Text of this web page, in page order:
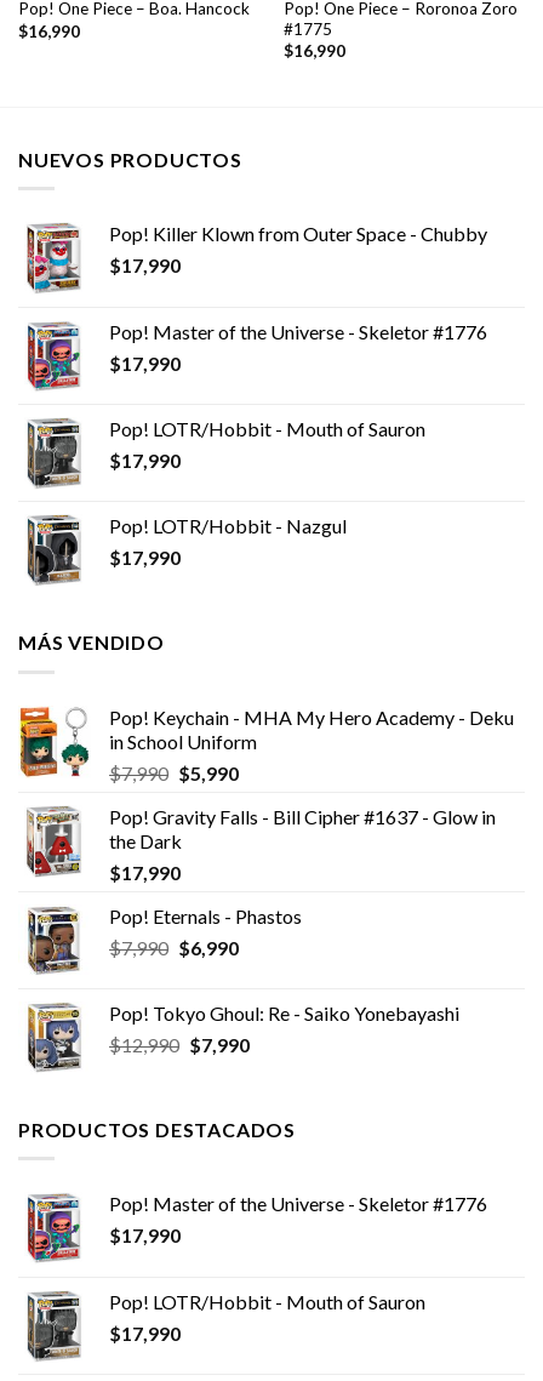
Pop! One Piece – Boa. Hancock
$16,990
Pop! One Piece – Roronoa Zoro
#1775
$16,990
NUEVOS PRODUCTOS
Pop! Killer Klown from Outer Space - Chubby
$17,990
Pop! Master of the Universe - Skeletor #1776
$17,990
Pop! LOTR/Hobbit - Mouth of Sauron
$17,990
Pop! LOTR/Hobbit - Nazgul
$17,990
MÁS VENDIDO
Pop! Keychain - MHA My Hero Academy - Deku
in School Uniform
$7,990 El
original
era:
$7,990.
$5,990El
actual
Pop! Gravity Falls - Bill Cipher #1637 - Glow in
the Dark
$17,990
Pop! Eternals - Phastos
$7,990 El
era:
$7,990.
$6,990El
es:
$6,990.
Pop! Tokyo Ghoul: Re - Saiko Yonebayashi
$12,990 El
era:
$12,990.
$7,990El
es:
$7,990.
PRODUCTOS DESTACADOS
Pop! Master of the Universe - Skeletor #1776
$17,990
Pop! LOTR/Hobbit - Mouth of Sauron
$17,990